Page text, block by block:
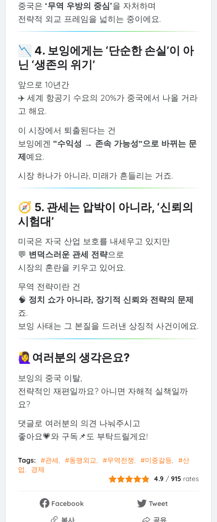
중국은 ‘무역 우방의 중심’을 자처하며
전략적 외교 프레임을 넓히는 중이에요.
📉 4. 보잉에게는 ‘단순한 손실’이 아
닌 ‘생존의 위기’
앞으로 10년간
✈️ 세계 항공기 수요의 20%가 중국에서 나올 거라
고 해요.
이 시장에서 퇴출된다는 건
보잉에겐 “수익성 → 존속 가능성”으로 바뀌는 문
제예요.
시장 하나가 아니라, 미래가 흔들리는 거죠.
🧭 5. 관세는 압박이 아니라, ‘신뢰의
시험대’
미국은 자국 산업 보호를 내세우고 있지만
💬 변덕스러운 관세 전략으로
시장의 혼란을 키우고 있어요.
무역 전략이란 건
🧠 정치 쇼가 아니라, 장기적 신뢰와 전략의 문제
죠.
보잉 사태는 그 본질을 드러낸 상징적 사건이에요.
🙋‍♀️여러분의 생각은요?
보잉의 중국 이탈,
전략적인 재편일까요? 아니면 자해적 실책일까
요?
댓글로 여러분의 의견 나눠주시고
좋아요💗와 구독📌도 부탁드릴게요!
Tags: #관세 #동맹외교 #무역전쟁 #미중갈등
#산
업
경제
4.9 /915 rates
Facebook
Tweet
복사
공유